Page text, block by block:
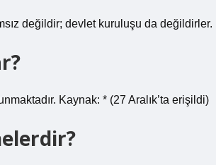
değildir; devlet kuruluşu da değildirler.
Kaynak: * (27 Aralık’ta erişildi)